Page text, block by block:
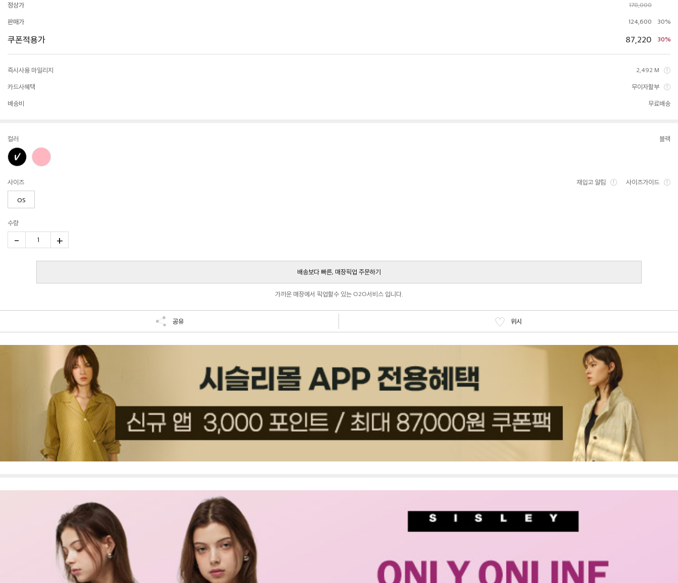
정상가 178,000
판매가 124,600 30%
쿠폰적용가 87,220 30%
즉시사용 마일리지 2,492 M
카드사혜택 무이자할부
배송비 무료배송
컬러 블랙
사이즈 재입고 알림 사이즈가이드
OS
수량
- 1 +
배송보다 빠른, 매장픽업 주문하기
가까운 매장에서 픽업할수 있는 O2O서비스 입니다.
공유 위시